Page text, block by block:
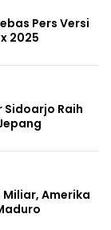
Pers Versi
2025
Raih
Miliar, Amerika